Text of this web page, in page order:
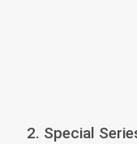
2. Special